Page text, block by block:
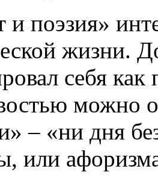
и поэзия»
жизни.
себя как
можно
– «ни дня
или